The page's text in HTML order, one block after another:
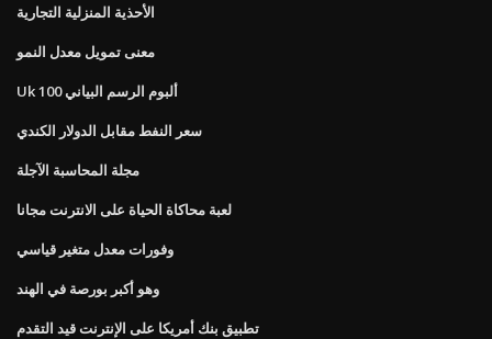
الأحذية المنزلية التجارية
معنى تمويل معدل النمو
Uk 100 ألبوم الرسم البياني
سعر النفط مقابل الدولار الكندي
مجلة المحاسبة الآجلة
لعبة محاكاة الحياة على الانترنت مجانا
وفورات معدل متغير قياسي
وهو أكبر بورصة في الهند
تطبيق بنك أمريكا على الإنترنت قيد التقدم